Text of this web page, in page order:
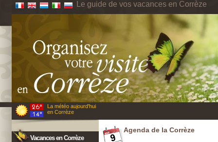
Le guide de vos vacances en Corrèze
La météo aujourd'hui
en Corrèze
Vacances en Corrèze
Agenda de la Corrèze